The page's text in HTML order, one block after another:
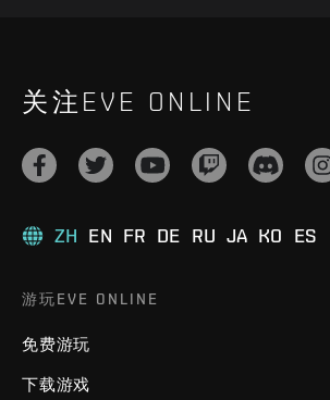
关注EVE ONLINE
ZH EN FR DE RU JA KO ES
游玩EVE ONLINE
免费游玩
下载游戏